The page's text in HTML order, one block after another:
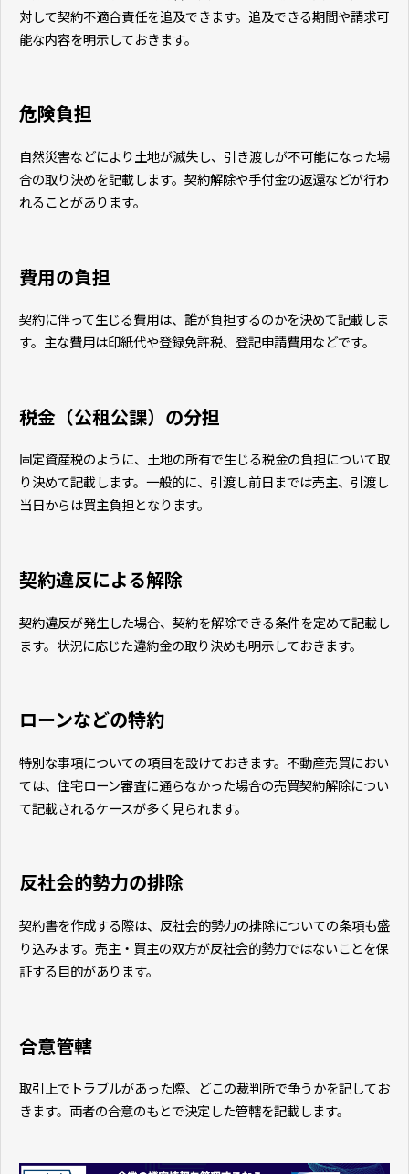
対して契約不適合責任を追及できます。追及できる期間や請求可
能な内容を明示しておきます。
危険負担
自然災害などにより土地が滅失し、引き渡しが不可能になった場
合の取り決めを記載します。契約解除や手付金の返還などが行わ
れることがあります。
費用の負担
契約に伴って生じる費用は、誰が負担するのかを決めて記載しま
す。主な費用は印紙代や登録免許税、登記申請費用などです。
税金（公租公課）の分担
固定資産税のように、土地の所有で生じる税金の負担について取
り決めて記載します。一般的に、引渡し前日までは売主、引渡し
当日からは買主負担となります。
契約違反による解除
契約違反が発生した場合、契約を解除できる条件を定めて記載し
ます。状況に応じた違約金の取り決めも明示しておきます。
ローンなどの特約
特別な事項についての項目を設けておきます。不動産売買におい
ては、住宅ローン審査に通らなかった場合の売買契約解除につい
て記載されるケースが多く見られます。
反社会的勢力の排除
契約書を作成する際は、反社会的勢力の排除についての条項も盛
り込みます。売主・買主の双方が反社会的勢力ではないことを保
証する目的があります。
合意管轄
取引上でトラブルがあった際、どこの裁判所で争うかを記してお
きます。両者の合意のもとで決定した管轄を記載します。